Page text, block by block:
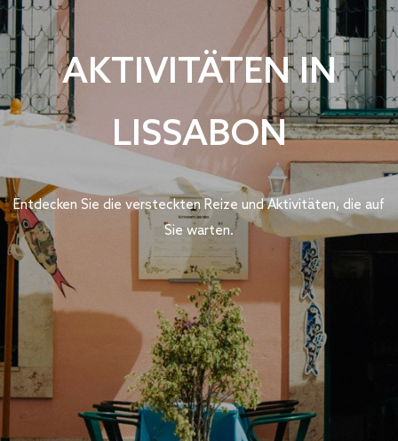
AKTIVITÄTEN IN
LISSABON
Entdecken Sie die versteckten Reize und Aktivitäten, die auf
Sie warten.